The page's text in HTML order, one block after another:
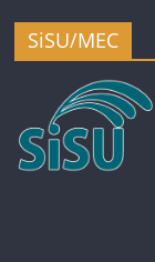
SiSU/MEC